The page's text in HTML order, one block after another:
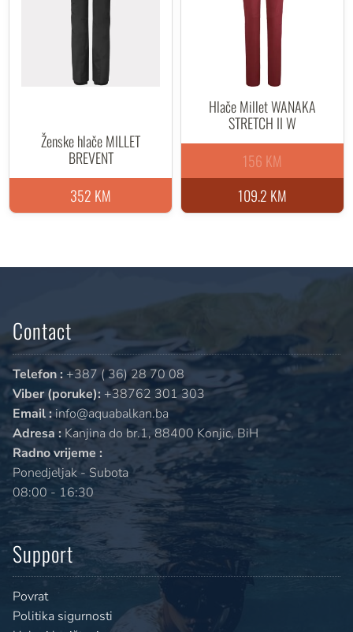
Ženske hlače MILLET
BREVENT
352 KM
Hlače Millet WANAKA
STRETCH II W
109.2 KM
156 KM
Contact
Telefon : +387 ( 36) 28 70 08
Viber (poruke): +38762 301 303
Email :info@aquabalkan.ba
Adresa : Kanjina do br.1, 88400 Konjic, BiH
Radno vrijeme :
Ponedjeljak - Subota
08:00 - 16:30
Support
Povrat
Politika sigurnosti